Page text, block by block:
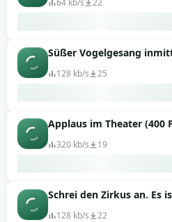
64 kb/s 22
Süßer Vogelgesang
128 kb/s 25
Applaus im Theater (400
320 kb/s 19
Schrei den Zirkus an. Es
128 kb/s 22